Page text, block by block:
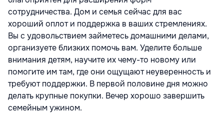
сотрудничества. Дом и семья сейчас для вас
хороший оплот и поддержка в ваших стремлениях.
Вы с удовольствием займетесь домашними делами,
организуете близких помочь вам. Уделите больше
внимания детям, научите их чему-то новому или
помогите им там, где они ощущают неуверенность и
требуют поддержки. В первой половине дня можно
делать крупные покупки. Вечер хорошо завершить
семейным ужином.